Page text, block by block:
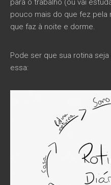
para o trabalho (ou vai
pouco mais do que fez pela
que faz à noite e dorme.
Pode ser que sua rotina
essa: